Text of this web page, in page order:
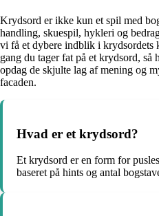
Krydsord er ikke kun et spil med
handling, skuespil, hykleri og
vi få et dybere indblik i krydsordets
gang du tager fat på et krydsord, så
opdag de skjulte lag af mening og
facaden.
Hvad er et krydsord?
Et krydsord er en form for
baseret på hints og antal